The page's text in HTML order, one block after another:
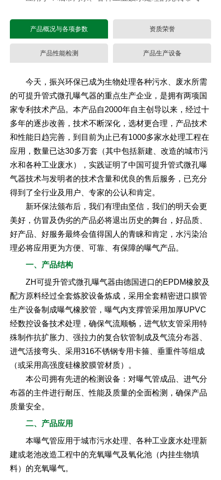
产品概况与各项参数 资质荣誉
产品性能检测 产品生产设备
今天，振兴环保已成为生物处理各种污水、废水所需
的可提升管式微孔曝气器的重点生产企业，是拥有两项国
家专利技术产品。本产品自2000年自主创导以来，经过十
多年的逐步改善，技术不断深化，选材更合理，产品技术
和性能日趋完善，到目前为止已有1000多家水处理工程在
应用，数量已达30多万套（其中包括新建、改造的城市污
水和各种工业废水），实践证明了中国可提升管式微孔曝
气器技术与发明者的技术含量和优良的售后服务，已充分
得到了全行业及用户、专家的公认和肯定。
新环保法颁布后，我们有理由坚信，我们的明天会更
美好，仿冒及伪劣的产品必将退出历史的舞台，好品质、
好产品、好服务最终会值得国人的青睐和肯定，水污染治
理必将应用更为方便、可靠、有保障的曝气产品。
一、产品结构
ZH可提升管式微孔曝气器由德国进口的EPDM橡胶及
配方原料经过全套炼胶设备炼成，采用全套精密进口膜管
生产设备制成曝气橡胶管，曝气内支撑管采用加厚UPVC
经数控设备技术处理，确保气流顺畅，进气软支管采用特
殊制作抗扩胀力、强拉力的复合软管制成及气流分布器、
进气活接弯头、采用316不锈钢专用卡箍、垂重件等组成
（或采用高强度硅橡胶膜管材质）。
本公司拥有先进的检测设备：对曝气管成品、进气分
布器的主件进行耐压、性能及质量的全面检测，确保产品
质量安全。
二、产品应用
本曝气管应用于城市污水处理、各种工业废水处理新
建或老池改造工程中的充氧曝气及氧化池（内挂生物填
料）的充氧曝气。